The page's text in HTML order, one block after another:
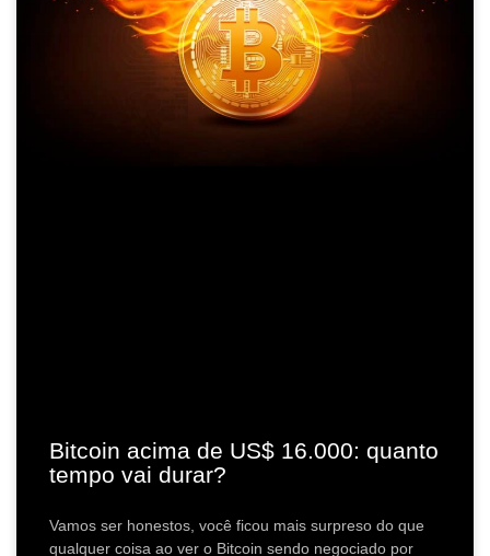
Bitcoin acima de US$ 16.000: quanto
tempo vai durar?
Vamos ser honestos, você ficou mais surpreso do que
qualquer coisa ao ver o Bitcoin sendo negociado por